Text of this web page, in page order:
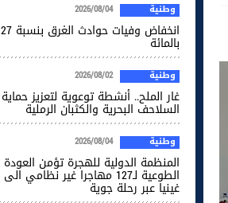
وطنية 2026/08/04
انخفاض وفيات حوادث الغرق بنسبة 27
بالمائة
وطنية 2026/08/02
غار الملح.. أنشطة توعوية لتعزيز حماية
السلاحف البحرية والكثبان الرملية
وطنية 2026/08/04
المنظمة الدولية للهجرة تؤمن العودة
الطوعية لـ127 مهاجرا غير نظامي الى
غينيا عبر رحلة جوية